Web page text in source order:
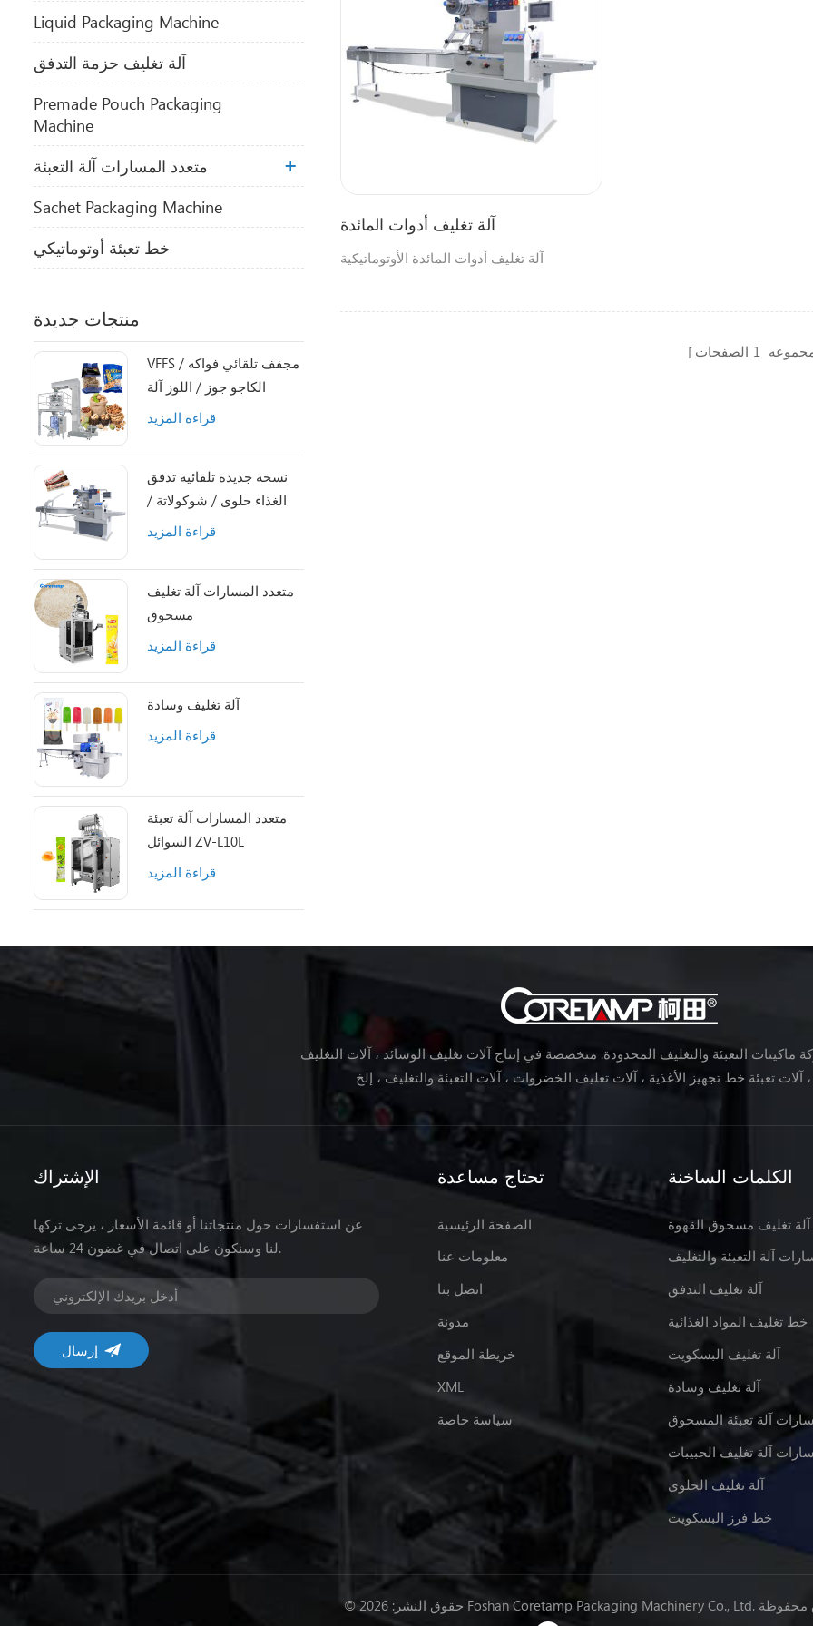
آلة تغليف أدوات المائدة
آلة تغليف أدوات المائدة الأوتوماتيكية
1 الصفحات
Liquid Packaging Machine
آلة تغليف حزمة التدفق
Premade Pouch Packaging
Machine
متعدد المسارات آلة التعبئة
Sachet Packaging Machine
خط تعبئة أوتوماتيكي
منتجات جديدة
VFFS مجفف تلقائي فواكه /
الكاجو جوز / اللوز آلة
التعبئة
قراءة المزيد
نسخة جديدة تلقائية تدفق
الغذاء حلوى / شوكولاتة /
طاقة / جرانولا / بروتين آلة
قراءة المزيد
متعدد المسارات آلة تغليف
مسحوق
قراءة المزيد
آلة تغليف وسادة
قراءة المزيد
متعدد المسارات آلة تعبئة
السوائل ZV-L10L
قراءة المزيد
ماكينات التعبئة والتغليف المحدودة. متخصصة في إنتاج آلات تغليف الوسائد ، آلات التغليف
الإشتراك
عن استفسارات حول منتجاتنا أو قائمة الأسعار ، يرجى تركها
لنا وسنكون على اتصال في غضون 24 ساعة.
تحتاج مساعدة
الصفحة الرئيسية
معلومات عنا
اتصل بنا
مدونة
خريطة الموقع
XML
سياسة خاصة
الكلمات الساخنة
آلة تغليف مسحوق القهوة
آلة التعبئة والتغليف
آلة تغليف التدفق
خط تغليف المواد الغذائية
آلة تغليف البسكويت
آلة تغليف وسادة
آلة تعبئة المسحوق
آلة تغليف الحبيبات
آلة تغليف الحلوى
خط فرز البسكويت